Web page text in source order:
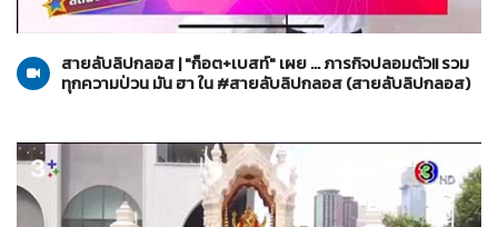
10-11-2565
สายลับลิปกลอส
สายลับลิปกลอส | "ก็อต+เบสท์" เผย ... ภารกิจปลอมตัว!! รวม
ทุกความป่วน มัน ฮา ใน #สายลับลิปกลอส (สายลับลิปกลอส)